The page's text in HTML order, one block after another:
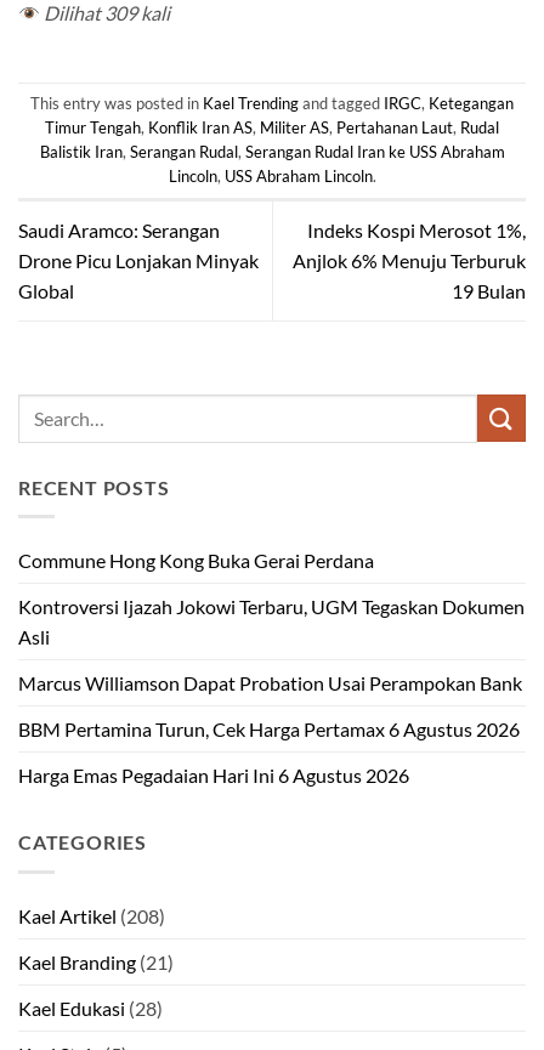
Dilihat 309 kali
This entry was posted in Kael Trendingand tagged IRGC, Ketegangan
Timur Tengah, Konflik Iran AS, Militer AS, Pertahanan Laut, Rudal
Balistik Iran,Serangan Rudal,Serangan Rudal Iran ke USS Abraham
Lincoln, USS Abraham Lincoln.
Saudi Aramco: Serangan
Drone Picu Lonjakan Minyak
Global
Indeks Kospi Merosot 1%,
Anjlok 6% Menuju Terburuk
19 Bulan
RECENT POSTS
Commune Hong Kong Buka Gerai Perdana
Kontroversi Ijazah Jokowi Terbaru, UGM Tegaskan Dokumen
Asli
Marcus Williamson Dapat Probation Usai Perampokan Bank
BBM Pertamina Turun, Cek Harga Pertamax 6 Agustus 2026
Harga Emas Pegadaian Hari Ini 6 Agustus 2026
CATEGORIES
Kael Artikel (208)
Kael Branding (21)
Kael Edukasi (28)